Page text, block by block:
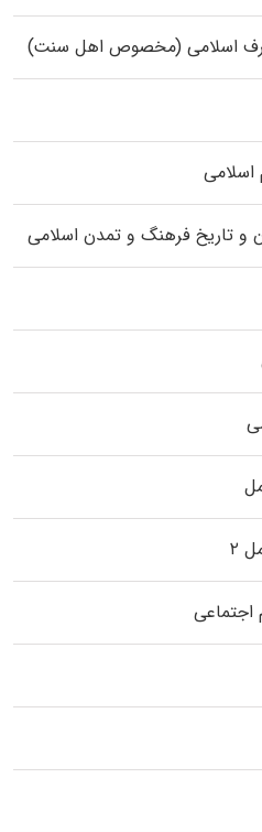
اسلامی (مخصوص اهل سنت)
اسلامی
و تاریخ فرهنگ و تمدن اسلامی
۲